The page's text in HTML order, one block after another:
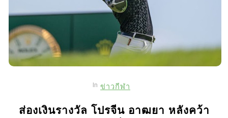
In ข่าวกีฬา
ส่องเงินรางวัล โปรจีน อาฒยา หลังคว้า